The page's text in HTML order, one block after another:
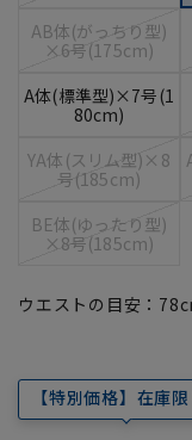
AB体(がっちり型)
×6号(175cm)
A体(標準型)×7号(1
80cm)
YA体(スリム型)×8
号(185cm)
BE体(ゆったり型)
×8号(185cm)
ウエストの目安： 78
【特別価格】在庫限